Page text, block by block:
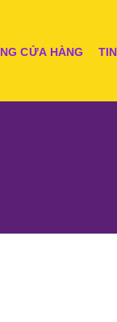
CỬA HÀNG